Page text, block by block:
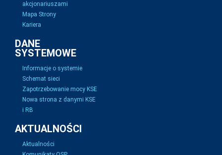
akcjonariuszami
Mapa Strony
Kariera
DANE
SYSTEMOWE
Informacje o systemie
Schemat sieci
Zapotrzebowanie mocy KSE
Nowa strona z danymi KSE
i RB
AKTUALNOŚCI
Aktualności